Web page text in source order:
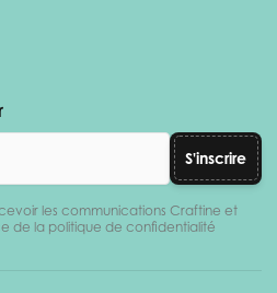
S'inscrire
les communications Craftine et
de la politique de confidentialité